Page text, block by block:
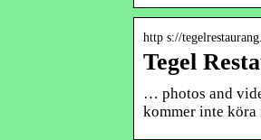
http s://
Tegel
… photos and
kommer inte köra